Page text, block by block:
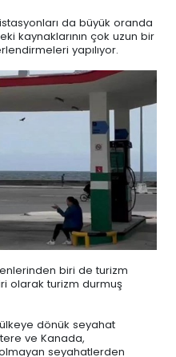
da büyük oranda
kaynaklarının çok uzun bir
yapılıyor.
biri de turizm
olarak turizm durmuş
dönük seyahat
ve Kanada,
seyahatlerden